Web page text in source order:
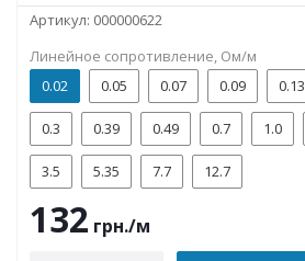
Артикул: 000000622
Линейное сопротивление, Ом/м
0.02
0.05 0.07 0.09 0.13
0.3 0.39 0.49 0.7 1.0
3.5 5.35 7.7 12.7
132 грн./м